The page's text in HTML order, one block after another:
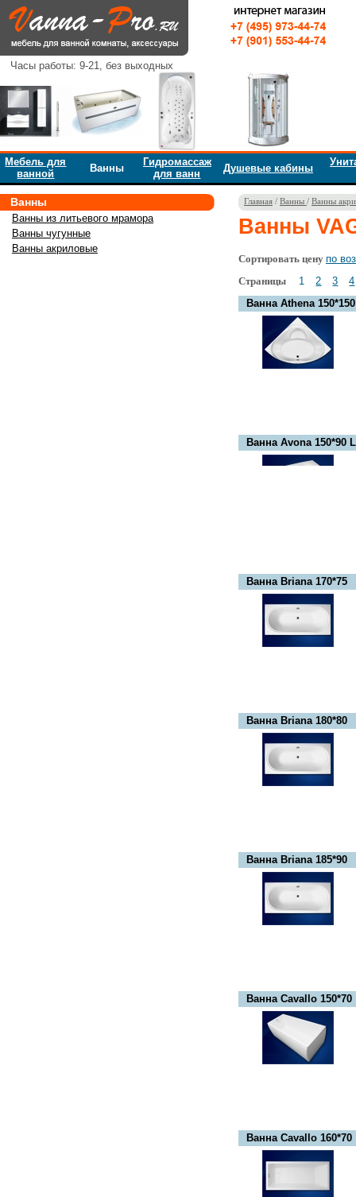
Часы работы: 9-21, без выходных
Мебель для
ванной
Ванны
Гидромассаж
для ванн
Душевые кабины
Ванны
Ванны из литьевого мрамора
Ванны чугунные
Ванны акриловые
Главная / Ванны / Ванны
Ванны
Сортировать цену по
Страницы
1 2 3
4
Ванна Athena 150*150
Ванна Avona 150*90
Ванна Briana 170*75
Ванна Briana 180*80
Ванна Briana 185*90
Ванна Cavallo 150*70
Ванна Сavallo 160*70